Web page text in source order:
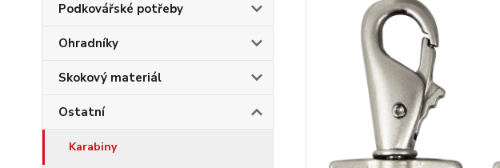
Podkovářské potřeby
Ohradníky
Skokový materiál
Ostatní
Karabiny